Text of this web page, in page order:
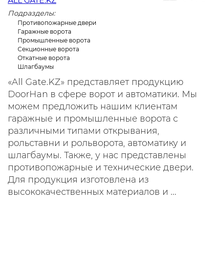
Подразделы:
Противопожарные двери
Гаражные ворота
Промышленные ворота
Секционные ворота
Откатные ворота
Шлагбаумы
«All Gate.KZ» представляет продукцию
DoorHan в сфере ворот и автоматики. Мы
можем предложить нашим клиентам
гаражные и промышленные ворота с
различными типами открывания,
рольставни и рольворота, автоматику и
шлагбаумы. Также, у нас представлены
противопожарные и технические двери.
Для продукция изготовлена из
высококачественных материалов и ...